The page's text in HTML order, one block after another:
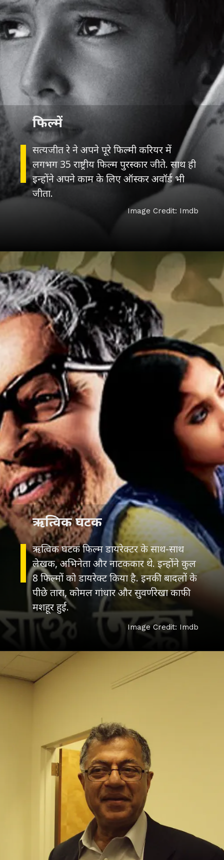
सत्यजीत रे ने अपने पूरे फिल्मी करियर में
लगभग 35 राष्ट्रीय फिल्म पुरस्कार जीते. साथ ही
इन्होंने अपने काम के लिए ऑस्कर अवॉर्ड भी
फिल्में
Image Credit: Imdb
ऋत्विक घटक फिल्म डायरेक्टर के साथ-साथ
लेखक, अभिनेता और नाटककार थे. इन्होंने कुल
8 फिल्मों को डायरेक्ट किया है. इनकी बादलों के
पीछे तारा, कोमल गांधार और सुवर्णरेखा काफी
मशहूर हुईं.
ऋत्विक घटक
Image Credit: Imdb